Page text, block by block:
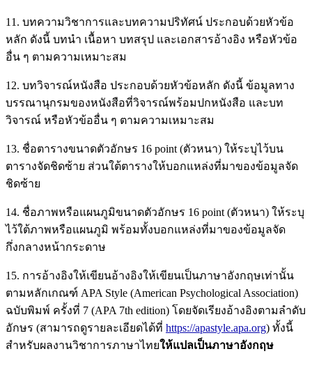
11. บทความวิชาการและบทความปริทัศน์ ประกอบด้วยหัวข้อ
หลัก ดังนี้ บทนำ เนื้อหา บทสรุป และเอกสารอ้างอิง หรือหัวข้อ
อื่น ๆ ตามความเหมาะสม
12. บทวิจารณ์หนังสือ ประกอบด้วยหัวข้อหลัก ดังนี้ ข้อมูลทาง
บรรณานุกรมของหนังสือที่วิจารณ์พร้อมปกหนังสือ และบท
วิจารณ์ หรือหัวข้ออื่น ๆ ตามความเหมาะสม
13. ชื่อตารางขนาดตัวอักษร 16 point (ตัวหนา) ให้ระบุไว้บน
ตารางจัดชิดซ้าย ส่วนใต้ตารางให้บอกแหล่งที่มาของข้อมูลจัด
ชิดซ้าย
14. ชื่อภาพหรือแผนภูมิขนาดตัวอักษร 16 point (ตัวหนา) ให้ระบุ
ไว้ใต้ภาพหรือแผนภูมิ พร้อมทั้งบอกแหล่งที่มาของข้อมูลจัด
กึ่งกลางหน้ากระดาษ
15. การอ้างอิงให้เขียนอ้างอิงให้เขียนเป็นภาษาอังกฤษเท่านั้น
ตามหลักเกณฑ์ APA Style (American Psychological Association)
ฉบับพิมพ์ ครั้งที่ 7 (APA 7th edition) โดยจัดเรียงอ้างอิงตามลำดับ
อักษร (สามารถดูรายละเอียดได้ที่ https://apastyle.apa.org) ทั้งนี้
สำหรับผลงานวิชาการภาษาไทยให้แปลเป็นภาษาอังกฤษ